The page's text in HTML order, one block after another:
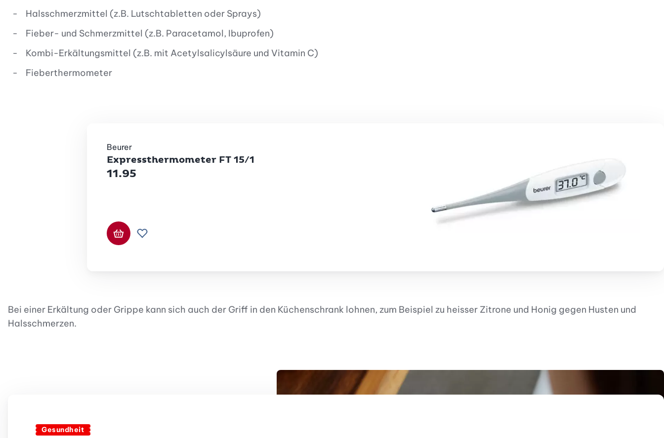
Halsschmerzmittel (z.B. Lutschtabletten oder Sprays)
Fieber- und Schmerzmittel (z.B. Paracetamol, Ibuprofen)
Kombi-Erkältungsmittel (z.B. mit Acetylsalicylsäure und Vitamin C)
Fieberthermometer
Beurer
Expressthermometer FT 15/1
11.95
In den Warenkorb
Zur Wunschliste hinzufügen
Bei einer Erkältung oder Grippe kann sich auch der Griff in den Küchenschrank lohnen, zum Beispiel zu heisser Zitrone und Honig gegen Husten und
Halsschmerzen.
Gesundheit